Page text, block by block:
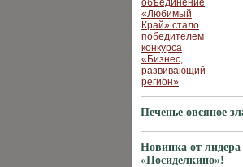
Печенье овсяное
Новинка от лидера
«Посиделкино»!